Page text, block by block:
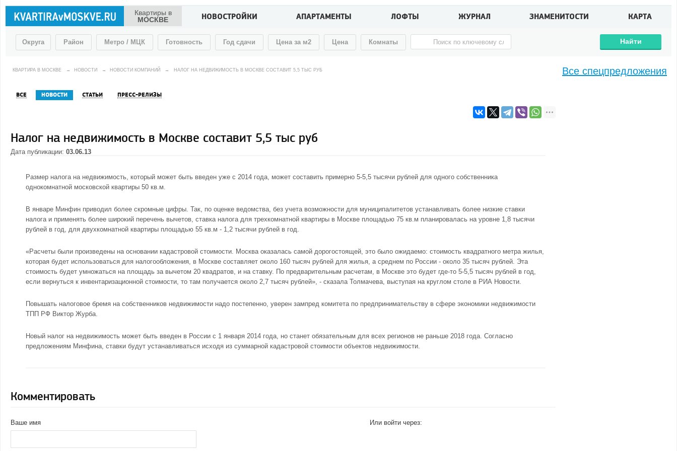
Квартиры в
МОСКВЕ
НОВОСТРОЙКИ АПАРТАМЕНТЫ ЛОФТЫ ЖУРНАЛ ЗНАМЕНИТОСТИ КАРТА
Округа Район Метро / МЦК Готовность Год сдачи Цена за м2 Цена Комнаты Найти
КВАРТИРА В МОСКВЕ → НОВОСТИ → НОВОСТИ КОМПАНИЙ → НАЛОГ НА НЕДВИЖИМОСТЬ В МОСКВЕ СОСТАВИТ 5,5 ТЫС РУБ
ВСЕ НОВОСТИ СТАТЬИ ПРЕСС-РЕЛИЗЫ
Налог на недвижимость в Москве составит 5,5 тыс руб
Дата публикации: 03.06.13
Размер налога на недвижимость, который может быть введен уже с 2014 года, может составить примерно 5-5,5 тысячи рублей для одного собственника
однокомнатной московской квартиры 50 кв.м.
В январе Минфин приводил более скромные цифры. Так, по оценке ведомства, без учета возможности для муниципалитетов устанавливать более низкие ставки
налога и применять более широкий перечень вычетов, ставка налога для трехкомнатной квартиры в Москве площадью 75 кв.м планировалась на уровне 1,8 тысячи
рублей в год, для двухкомнатной квартиры площадью 55 кв.м - 1,2 тысячи рублей в год.
«Расчеты были произведены на основании кадастровой стоимости. Москва оказалась самой дорогостоящей, это было ожидаемо: стоимость квадратного метра жилья,
которая будет использоваться для налогообложения, в Москве составляет около 160 тысяч рублей для жилья, а среднем по России - около 35 тысяч рублей. Эта
стоимость будет умножаться на площадь за вычетом 20 квадратов, и на ставку. По предварительным расчетам, в Москве это будет где-то 5-5,5 тысяч рублей в год,
если вернуться к инвентаризационной стоимости, то там получается около 2,7 тысяч рублей», - сказала Толмачева, выступая на круглом столе в РИА Новости.
Повышать налоговое бремя на собственников недвижимости надо постепенно, уверен зампред комитета по предпринимательству в сфере экономики недвижимости
ТПП РФ Виктор Журба.
Новый налог на недвижимость может быть введен в России с 1 января 2014 года, но станет обязательным для всех регионов не раньше 2018 года. Согласно
предложениям Минфина, ставки будут устанавливаться исходя из суммарной кадастровой стоимости объектов недвижимости.
Комментировать
Ваше имя Или войти через:
Все спецпредложения